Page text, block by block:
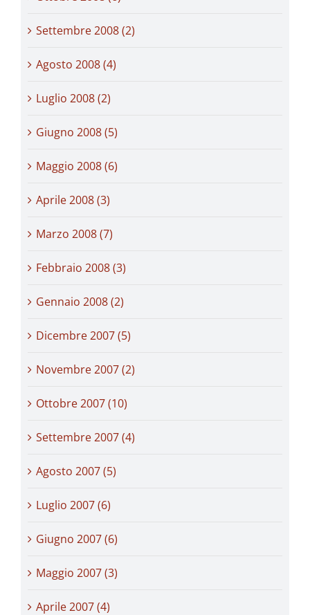
Settembre 2008 (2)
Agosto 2008 (4)
Luglio 2008 (2)
Giugno 2008 (5)
Maggio 2008 (6)
Aprile 2008 (3)
Marzo 2008 (7)
Febbraio 2008 (3)
Gennaio 2008 (2)
Dicembre 2007 (5)
Novembre 2007 (2)
Ottobre 2007 (10)
Settembre 2007 (4)
Agosto 2007 (5)
Luglio 2007 (6)
Giugno 2007 (6)
Maggio 2007 (3)
Aprile 2007 (4)